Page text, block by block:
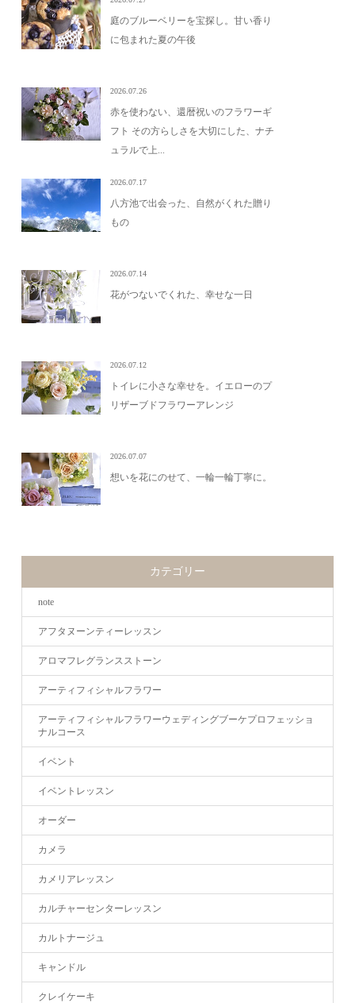
庭のブルーベリーを宝探し。甘い香り
に包まれた夏の午後
2026.07.26
赤を使わない、還暦祝いのフラワーギ
フト その方らしさを大切にした、ナチ
ュラルで上...
2026.07.17
八方池で出会った、自然がくれた贈り
もの
2026.07.14
花がつないでくれた、幸せな一日
2026.07.12
トイレに小さな幸せを。イエローのプ
リザーブドフラワーアレンジ
2026.07.07
想いを花にのせて、一輪一輪丁寧に。
カテゴリー
note
アフタヌーンティーレッスン
アロマフレグランスストーン
アーティフィシャルフラワー
アーティフィシャルフラワーウェディングブーケプロフェッショ
ナルコース
イベント
イベントレッスン
オーダー
カメラ
カメリアレッスン
カルチャーセンターレッスン
カルトナージュ
キャンドル
クレイケーキ